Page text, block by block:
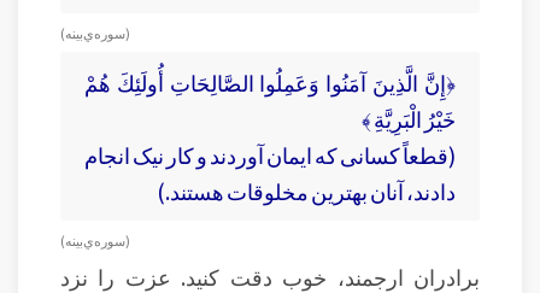
(سوره‌ي بينه )
﴿إِنَّ الَّذِينَ آمَنُوا وَعَمِلُوا الصَّالِحَاتِ أُولَئِكَ هُمْ
خَيْرُ الْبَرِيَّةِ ﴾
(قطعاً کسانی که ایمان آوردند و کار نیک انجام
دادند، آنان بهترین مخلوقات هستند.)
(سوره‌ي بينه )
برادران ارجمند، خوب دقت کنید. عزت را نزد